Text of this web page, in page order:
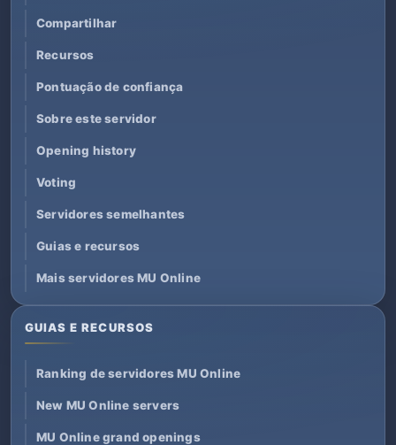
Compartilhar
Recursos
Pontuação de confiança
Sobre este servidor
Opening history
Voting
Servidores semelhantes
Guias e recursos
Mais servidores MU Online
GUIAS E RECURSOS
Ranking de servidores MU Online
New MU Online servers
MU Online grand openings